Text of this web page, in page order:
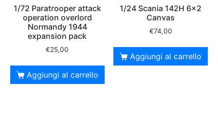
1/72 Paratrooper attack
operation overlord
Normandy 1944
expansion pack
€25,00
Aggiungi al carrello
1/24 Scania 142H 6×2
Canvas
€74,00
Aggiungi al carrello